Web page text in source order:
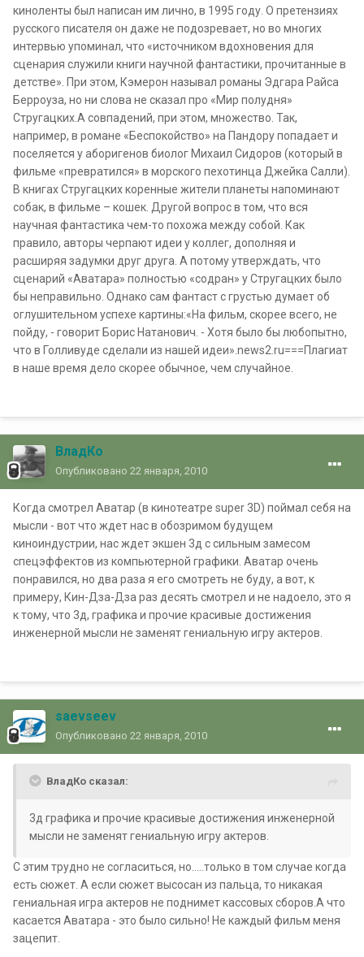
киноленты был написан им лично, в 1995 году. О претензиях
русского писателя он даже не подозревает, но во многих
интервью упоминал, что «источником вдохновения для
сценария служили книги научной фантастики, прочитанные в
детстве». При этом, Кэмерон называл романы Эдгара Райса
Берроуза, но ни слова не сказал про «Мир полудня»
Стругацких.А совпадений, при этом, множество. Так,
например, в романе «Беспокойство» на Пандору попадает и
поселяется у аборигенов биолог Михаил Сидоров (который в
фильме «превратился» в морского пехотинца Джейка Салли).
В книгах Стругацких коренные жители планеты напоминают
собак, в фильме – кошек. Другой вопрос в том, что вся
научная фантастика чем-то похожа между собой. Как
правило, авторы черпают идеи у коллег, дополняя и
расширяя задумки друг друга. А потому утверждать, что
сценарий «Аватара» полностью «содран» у Стругацких было
бы неправильно. Однако сам фантаст с грустью думает об
оглушительном успехе картины:«На фильм, скорее всего, не
пойду, - говорит Борис Натанович. - Хотя было бы любопытно,
что в Голливуде сделали из нашей идеи».news2.ru===Плагиат
в наше время дело скорее обычное, чем случайное.
ВладКо
Опубликовано 22 января, 2010
Когда смотрел Аватар (в кинотеатре super 3D) поймал себя на
мысли - вот что ждет нас в обозримом будущем
киноиндустрии, нас ждет экшен 3д с сильным замесом
спецэффектов из компьютерной графики. Аватар очень
понравился, но два раза я его смотреть не буду, а вот, к
примеру, Кин-Дза-Дза раз десять смотрел и не надоело, это я
к тому, что 3д, графика и прочие красивые достижения
инженерной мысли не заменят гениальную игру актеров.
saevseev
Опубликовано 22 января, 2010
ВладКо сказал:
3д графика и прочие красивые достижения инженерной
мысли не заменят гениальную игру актеров.
С этим трудно не согласиться, но.....только в том случае когда
есть сюжет. А если сюжет высосан из пальца, то никакая
гениальная игра актеров не поднимет кассовых сборов.А что
касается Аватара - это было сильно! Не каждый фильм меня
зацепит.